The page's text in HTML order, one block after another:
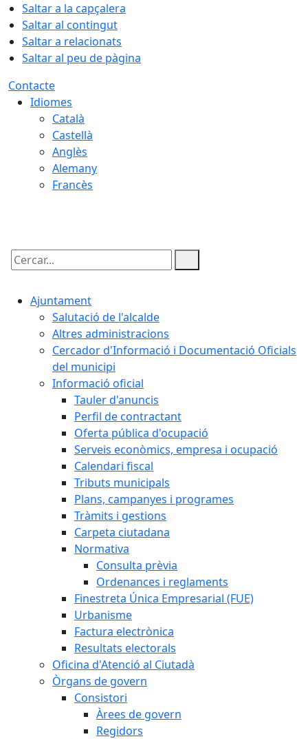
Saltar a la capçalera
Saltar al contingut
Saltar a relacionats
Saltar al peu de pàgina
Contacte
Idiomes
Català
Castellà
Anglès
Alemany
Francès
Cercar:
Ajuntament
Salutació de l'alcalde
Altres administracions
Cercador d'Informació i Documentació Oficials
del municipi
Informació oficial
Tauler d'anuncis
Perfil de contractant
Oferta pública d'ocupació
Serveis econòmics, empresa i ocupació
Calendari fiscal
Tributs municipals
Plans, campanyes i programes
Tràmits i gestions
Carpeta ciutadana
Normativa
Consulta prèvia
Ordenances i reglaments
Finestreta Única Empresarial (FUE)
Urbanisme
Factura electrònica
Resultats electorals
Oficina d'Atenció al Ciutadà
Òrgans de govern
Consistori
Àrees de govern
Regidors